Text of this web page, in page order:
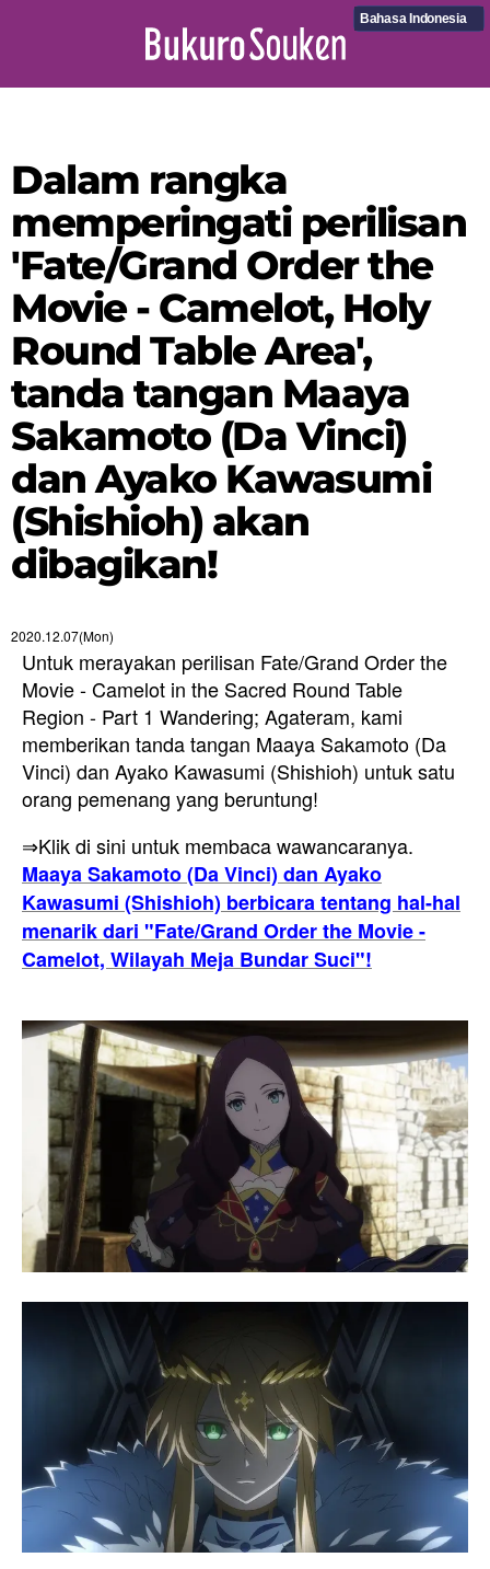
Bahasa Indonesia
Dalam rangka
memperingati perilisan
'Fate/Grand Order the
Movie - Camelot, Holy
Round Table Area',
tanda tangan Maaya
Sakamoto (Da Vinci)
dan Ayako Kawasumi
(Shishioh) akan
dibagikan!
2020.12.07(Mon)
Untuk merayakan perilisan Fate/Grand Order the
Movie - Camelot in the Sacred Round Table
Region - Part 1 Wandering; Agateram, kami
memberikan tanda tangan Maaya Sakamoto (Da
Vinci) dan Ayako Kawasumi (Shishioh) untuk satu
orang pemenang yang beruntung!
⇒Klik di sini untuk membaca wawancaranya.
Maaya Sakamoto (Da Vinci) dan Ayako
Kawasumi (Shishioh) berbicara tentang hal-hal
menarik dari "Fate/Grand Order the Movie -
Camelot, Wilayah Meja Bundar Suci"!